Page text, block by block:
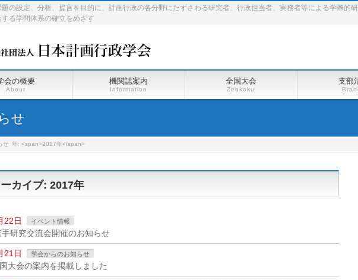
題の設定、分析、提言を目的に、計画行政の各分野にたずさわる研究者、行政担当者、実務者等による学際的
する学問体系の確立をめざす
会の概要
About
機関誌案内
Information
全国大会
Zenkoku
支部
せ
せ 年: <span>2017年</span>
カイブ: 2017年
22日 イベント情報
研究交流会開催のお知らせ
21日 学会からのお知らせ
大会の案内を掲載しました